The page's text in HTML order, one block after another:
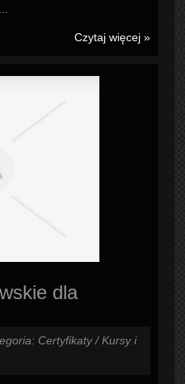
Czytaj więcej »
dla
Certyfikaty / Kursy i